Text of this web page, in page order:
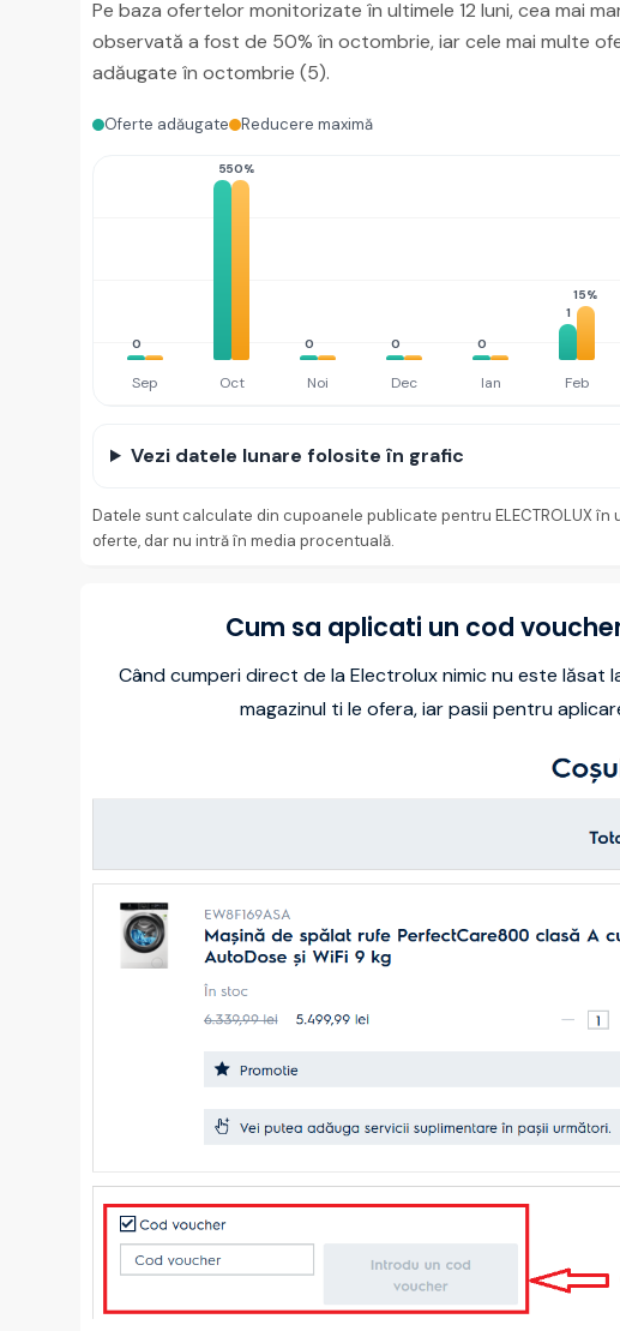
Pe baza ofertelor monitorizate în ultimele 12 luni, cea mai
observată a fost de 50% în octombrie, iar cele mai multe
adăugate în octombrie (5).
Oferte adăugate Reducere maximă
0
Sep
550%
Oct
0
Noi
0
Dec
0
Ian
1
15%
Feb
Vezi datele lunare folosite în grafic
Datele sunt calculate din cupoanele publicate pentru ELECTROLUX
oferte, dar nu intră în media procentuală.
Cum sa aplicati un cod
Când cumperi direct de la Electrolux nimic nu este
magazinul ti le ofera, iar pasii pentru